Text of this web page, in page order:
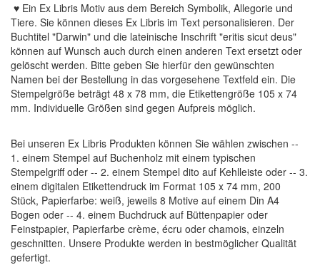
♥ Ein Ex Libris Motiv aus dem Bereich Symbolik, Allegorie und
Tiere. Sie können dieses Ex Libris im Text personalisieren. Der
Buchtitel "Darwin" und die lateinische Inschrift "eritis sicut deus"
können auf Wunsch auch durch einen anderen Text ersetzt oder
gelöscht werden. Bitte geben Sie hierfür den gewünschten
Namen bei der Bestellung in das vorgesehene Textfeld ein. Die
Stempelgröße beträgt 48 x 78 mm, die Etikettengröße 105 x 74
mm. Individuelle Größen sind gegen Aufpreis möglich.
Bei unseren Ex Libris Produkten können Sie wählen zwischen --
1. einem Stempel auf Buchenholz mit einem typischen
Stempelgriff oder -- 2. einem Stempel dito auf Kehlleiste oder -- 3.
einem digitalen Etikettendruck im Format 105 x 74 mm, 200
Stück, Papierfarbe: weiß, jeweils 8 Motive auf einem Din A4
Bogen oder -- 4. einem Buchdruck auf Büttenpapier oder
Feinstpapier, Papierfarbe crème, écru oder chamois, einzeln
geschnitten. Unsere Produkte werden in bestmöglicher Qualität
gefertigt.